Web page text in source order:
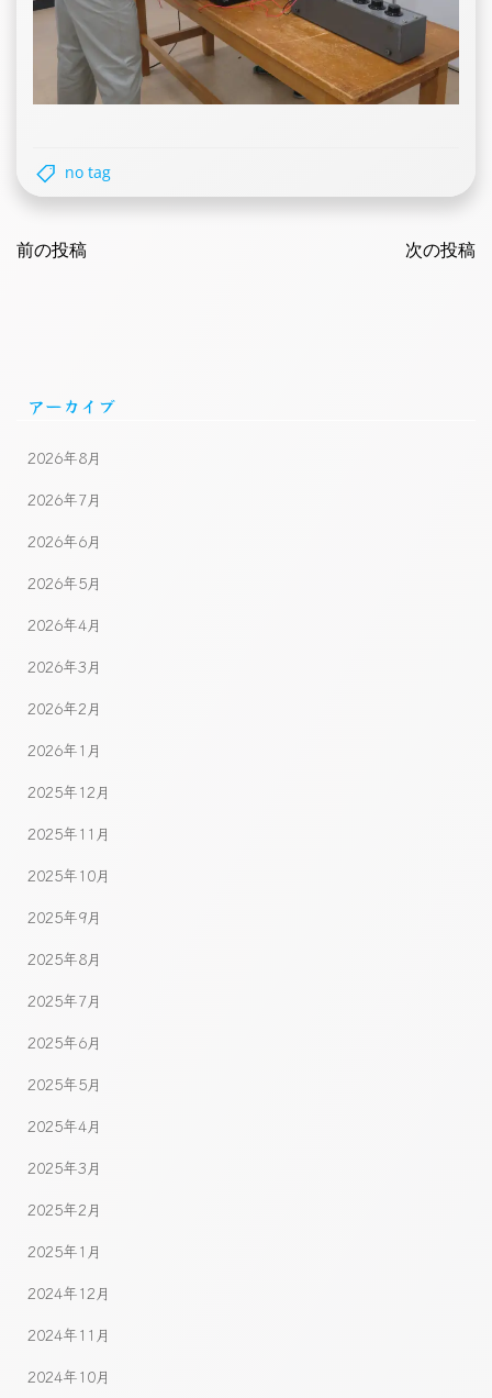
no tag
navigation
前の投稿 次の投稿
アーカイブ
2026年8月
2026年7月
2026年6月
2026年5月
2026年4月
2026年3月
2026年2月
2026年1月
2025年12月
2025年11月
2025年10月
2025年9月
2025年8月
2025年7月
2025年6月
2025年5月
2025年4月
2025年3月
2025年2月
2025年1月
2024年12月
2024年11月
2024年10月